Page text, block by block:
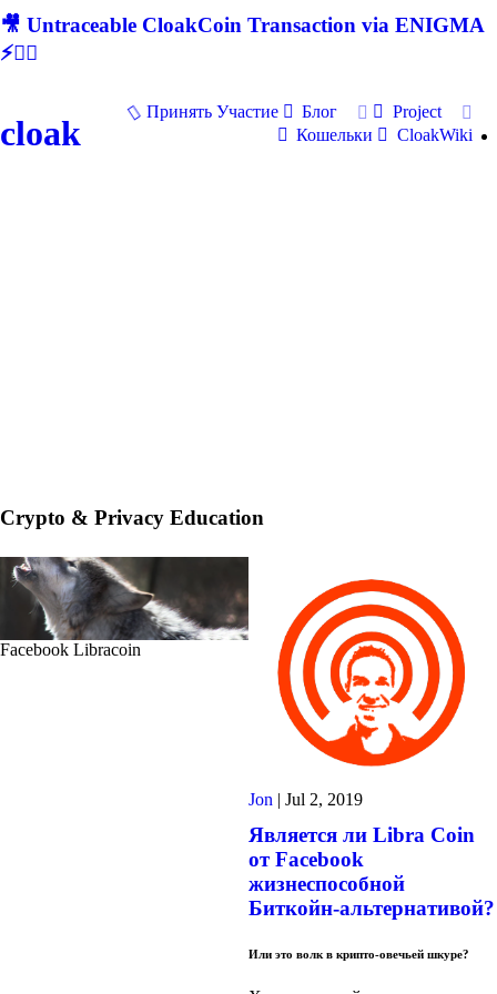
🎥 Untraceable CloakCoin Transaction via ENIGMA
⚡🕵‍♂
cloak
Принять Участие Блог
Project
Кошельки
CloakWiki
Crypto & Privacy Education
Facebook Libracoin
Jon Jul 2, 2019
Является ли Libra Coin
от Facebook
жизнеспособной
Биткойн-альтернативой?
Или это волк в крипто-овечьей шкуре?